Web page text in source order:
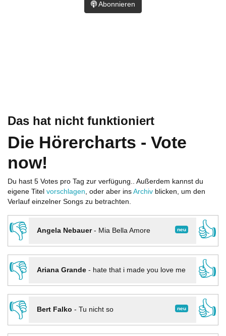
Das hat nicht funktioniert
Die Hörercharts - Vote
now!
Du hast 5 Votes pro Tag zur verfügung.. Außerdem kannst du
eigene Titel vorschlagen, oder aber ins Archiv blicken, um den
Verlauf einzelner Songs zu betrachten.
👎 neu
Angela Nebauer- Mia Bella Amore
👍
👎
Ariana Grande- hate that i made you love me
👍
👎
neu
Bert Falko - Tu nicht so
👍
Abonnieren